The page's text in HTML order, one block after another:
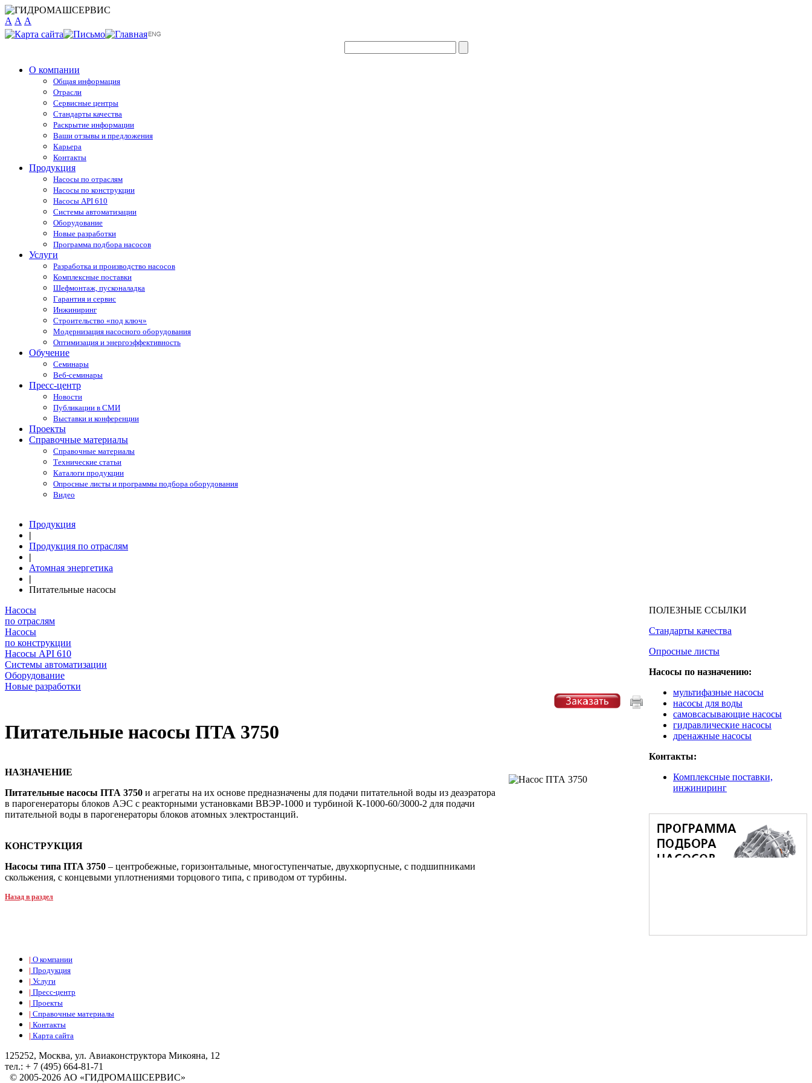
A A A
О компании
Общая информация
Отрасли
Сервисные центры
Стандарты качества
Раскрытие информации
Ваши отзывы и предложения
Карьера
Контакты
Продукция
Насосы по отраслям
Насосы по конструкции
Насосы API 610
Системы автоматизации
Оборудование
Новые разработки
Программа подбора насосов
Услуги
Разработка и производство насосов
Комплексные поставки
Шефмонтаж, пусконаладка
Гарантия и сервис
Инжиниринг
Строительство «под ключ»
Модернизация насосного оборудования
Оптимизация и энергоэффективность
Обучение
Семинары
Веб-семинары
Пресс-центр
Новости
Публикации в СМИ
Выставки и конференции
Проекты
Справочные материалы
Справочные материалы
Технические статьи
Каталоги продукции
Опросные листы и программы подбора оборудования
Видео
Продукция
|
Продукция по отраслям
|
Атомная энергетика
|
Питательные насосы
Насосы
по отраслям
Насосы
по конструкции
Насосы API 610
Системы автоматизации
Оборудование
Новые разработки
Питательные насосы ПТА 3750
НАЗНАЧЕНИЕ
Питательные насосы ПТА 3750 и агрегаты на их основе предназначены для подачи питательной воды из деаэратора
в парогенераторы блоков АЭС с реакторными установками ВВЭР-1000 и турбиной К-1000-60/3000-2 для подачи
питательной воды в парогенераторы блоков атомных электростанций.
КОНСТРУКЦИЯ
Насосы типа ПТА 3750 – центробежные, горизонтальные, многоступенчатые, двухкорпусные, с подшипниками
скольжения, с концевыми уплотнениями торцового типа, с приводом от турбины.
Назад в раздел
ПОЛЕЗНЫЕ ССЫЛКИ
Стандарты качества
Опросные листы
Насосы по назначению:
мультифазные насосы
насосы для воды
самовсасывающие насосы
гидравлические насосы
дренажные насосы
Контакты:
Комплексные поставки,
инжиниринг
| О компании
| Продукция
| Услуги
| Пресс-центр
| Проекты
| Справочные материалы
| Контакты
| Карта сайта
125252, Москва, ул. Авиаконструктора Микояна, 12
тел.: + 7 (495) 664-81-71
© 2005-2026 АО «ГИДРОМАШСЕРВИС»